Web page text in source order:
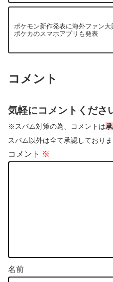
ポケモン新作発表に海外ファン大
ポケカのスマホアプリも発表
コメント
気軽にコメントくださ
※スパム対策の為、コメントは
スパム以外は全て承認しており
コメント ※
名前